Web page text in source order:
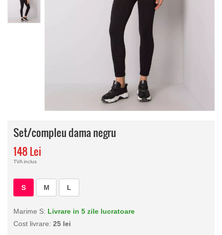
Set/compleu dama negru
148 Lei
TVA inclus
S M L
Marime S: Livrare in 5 zile lucratoare
Cost livrare: 25 lei